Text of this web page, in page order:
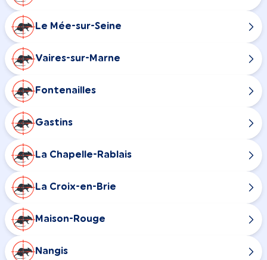
Le Mée-sur-Seine
Vaires-sur-Marne
Fontenailles
Gastins
La Chapelle-Rablais
La Croix-en-Brie
Maison-Rouge
Nangis